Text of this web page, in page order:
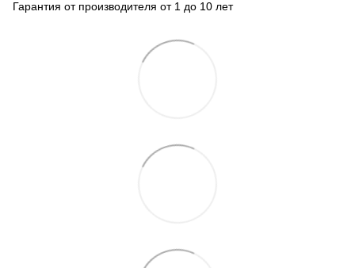
Гарантия от производителя от 1 до 10 лет